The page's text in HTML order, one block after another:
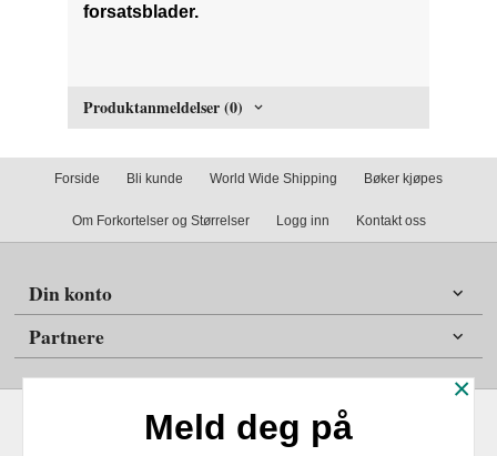
forsatsblader.
Produktanmeldelser (0)
Forside Bli kunde World Wide Shipping Bøker kjøpes
Om Forkortelser og Størrelser Logg inn Kontakt oss
Din konto
Partnere
×
Meld deg på